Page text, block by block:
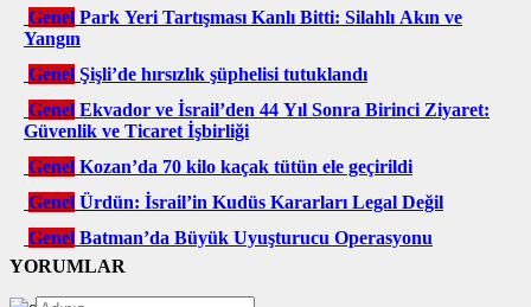
Genel Park Yeri Tartışması Kanlı Bitti: Silahlı Akın ve
Yangın
Genel Şişli’de hırsızlık şüphelisi tutuklandı
Genel Ekvador ve İsrail’den 44 Yıl Sonra Birinci Ziyaret:
Güvenlik ve Ticaret İşbirliği
Genel Kozan’da 70 kilo kaçak tütün ele geçirildi
Genel Ürdün: İsrail’in Kudüs Kararları Legal Değil
Genel Batman’da Büyük Uyuşturucu Operasyonu
YORUMLAR